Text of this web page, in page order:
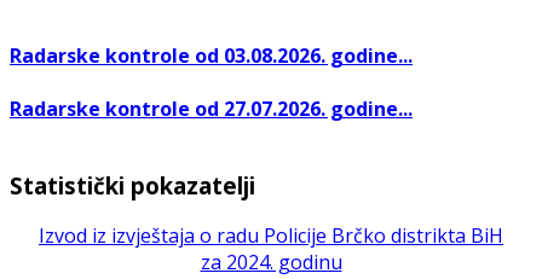
Radarske kontrole od 03.08.2026. godine...
Radarske kontrole od 27.07.2026. godine...
Statistički pokazatelji
Izvod iz izvještaja o radu Policije Brčko distrikta BiH
za 2024. godinu